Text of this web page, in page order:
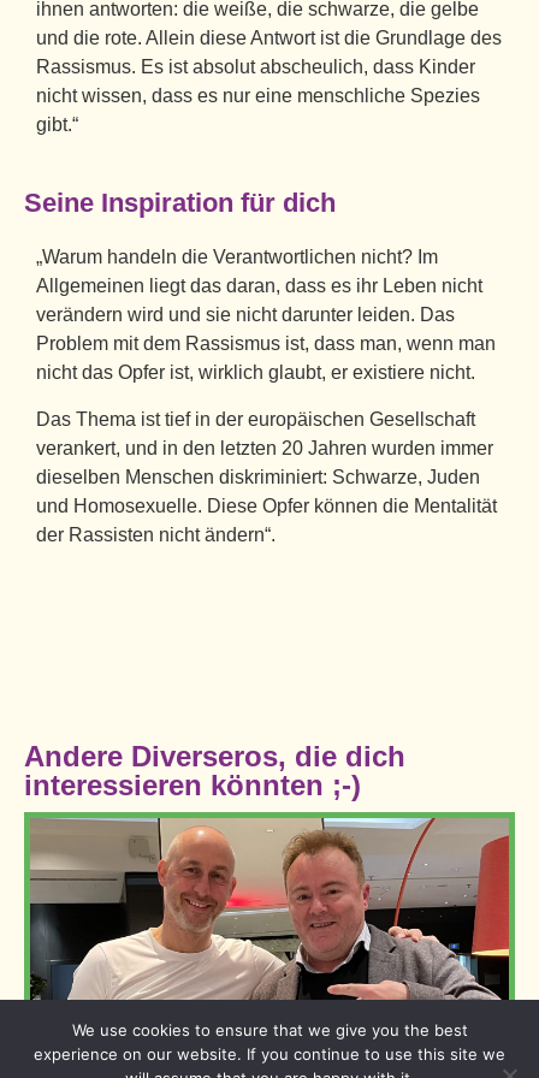
ihnen antworten: die weiße, die schwarze, die gelbe
und die rote. Allein diese Antwort ist die Grundlage des
Rassismus. Es ist absolut abscheulich, dass Kinder
nicht wissen, dass es nur eine menschliche Spezies
gibt.“
Seine Inspiration für dich
„Warum handeln die Verantwortlichen nicht? Im
Allgemeinen liegt das daran, dass es ihr Leben nicht
verändern wird und sie nicht darunter leiden. Das
Problem mit dem Rassismus ist, dass man, wenn man
nicht das Opfer ist, wirklich glaubt, er existiere nicht.
Das Thema ist tief in der europäischen Gesellschaft
verankert, und in den letzten 20 Jahren wurden immer
dieselben Menschen diskriminiert: Schwarze, Juden
und Homosexuelle. Diese Opfer können die Mentalität
der Rassisten nicht ändern“.
Andere Diverseros, die dich
interessieren könnten ;-)
We use cookies to ensure that we give you the best
experience on our website. If you continue to use this site we